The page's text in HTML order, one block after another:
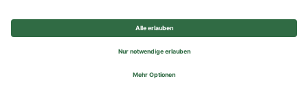
© 2026 REWE Group - All rights reserved